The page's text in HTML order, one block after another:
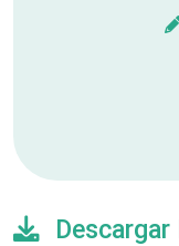
Descargar